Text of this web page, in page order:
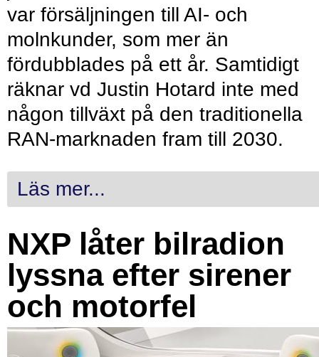
var försäljningen till AI- och
molnkunder, som mer än
fördubblades på ett år. Samtidigt
räknar vd Justin Hotard inte med
någon tillväxt på den traditionella
RAN-marknaden fram till 2030.
Läs mer...
NXP låter bilradion
lyssna efter sirener
och motorfel